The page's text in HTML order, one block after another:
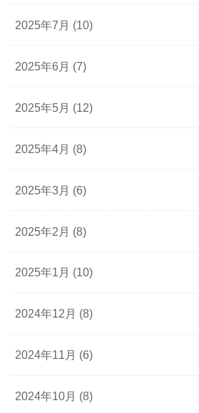
2025年7月 (10)
2025年6月 (7)
2025年5月 (12)
2025年4月 (8)
2025年3月 (6)
2025年2月 (8)
2025年1月 (10)
2024年12月 (8)
2024年11月 (6)
2024年10月 (8)